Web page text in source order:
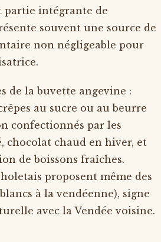
intégrante de
souvent une source de
non négligeable pour
de la buvette angevine :
au sucre ou au beurre
confectionnés par les
chocolat chaud en hiver, et
de boissons fraîches.
proposent même des
à la vendéenne), signe
avec la Vendée voisine.